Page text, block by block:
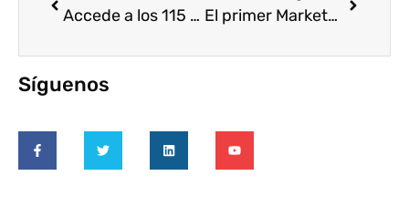
Accede a los 115 proyectos presentados en los Puntos de Voluntariado de Madrid, Barcelona, Sevilla y Bilbao El primer Marketplace de Voluntariado Corporativo llega a Bilbao de la mano de Voluntare y Fundación Botín
Síguenos